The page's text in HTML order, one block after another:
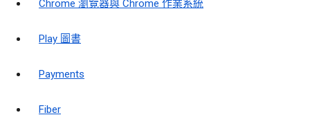
Chrome 瀏覽器與 Chrome 作業系統
Play 圖書
Payments
Fiber